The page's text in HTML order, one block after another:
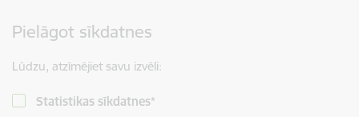
Pielāgot sīkdatnes
Lūdzu, atzīmējiet savu izvēli:
Statistikas sīkdatnes*